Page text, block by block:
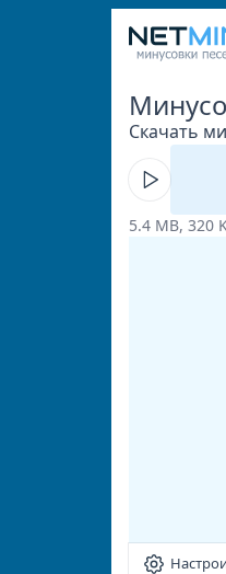
Скачать
5.4 MB, 320